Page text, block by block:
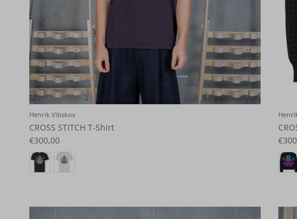
Henrik Vibskov
CROSS STITCH T-Shirt
€300,00